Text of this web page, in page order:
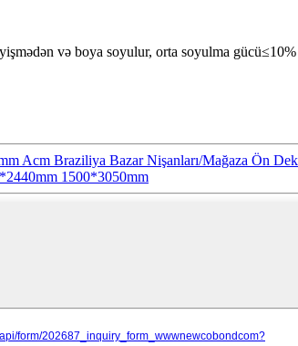
və boya soyulur, orta soyulma gücü≤10%
Acm Braziliya Bazar Nişanları/Mağaza Ön
1500*3050mm